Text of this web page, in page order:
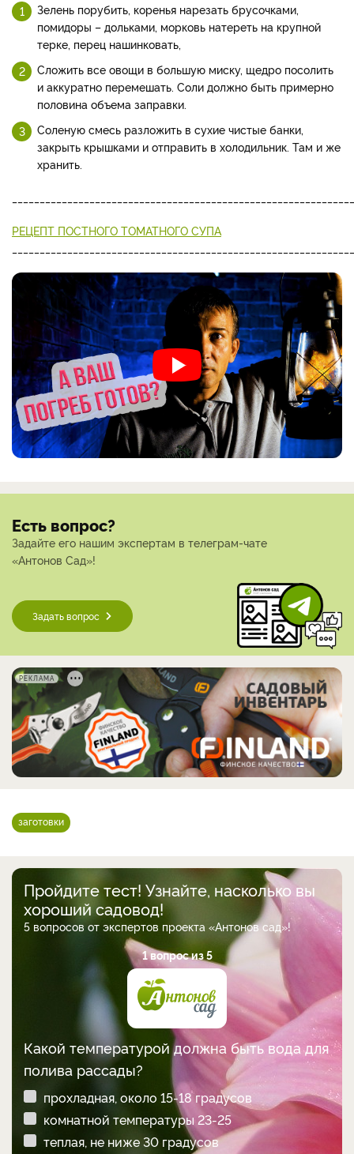
Зелень порубить, коренья нарезать брусочками,
помидоры – дольками, морковь натереть на крупной
терке, перец нашинковать,
Сложить все овощи в большую миску, щедро посолить
и аккуратно перемешать. Соли должно быть примерно
половина объема заправки.
Соленую смесь разложить в сухие чистые банки,
закрыть крышками и отправить в холодильник. Там и же
хранить.
РЕЦЕПТ ПОСТНОГО ТОМАТНОГО СУПА
Есть вопрос?
Задайте его нашим экспертам в телеграм-чате
«Антонов Сад»!
Задать вопрос
РЕКЛАМА
заготовки
Пройдите тест! Узнайте, насколько вы
хороший садовод!
5 вопросов от экспертов проекта «Антонов сад»!
1 вопрос из 5
Какой температурой должна быть вода для
полива рассады?
прохладная, около 15-18 градусов
комнатной температуры 23-25
теплая, не ниже 30 градусов